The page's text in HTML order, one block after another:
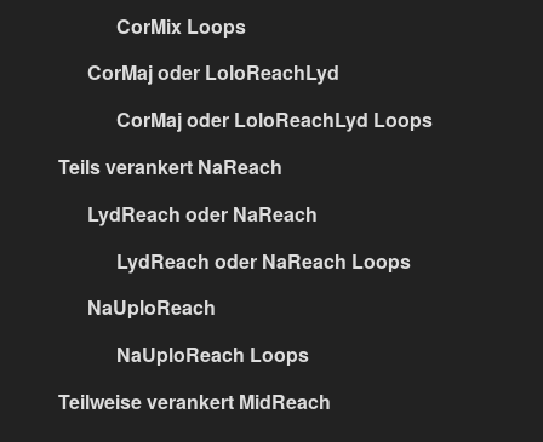
CorMix Loops
CorMaj oder LoloReachLyd
CorMaj oder LoloReachLyd Loops
Teils verankert NaReach
LydReach oder NaReach
LydReach oder NaReach Loops
NaUploReach
NaUploReach Loops
Teilweise verankert MidReach